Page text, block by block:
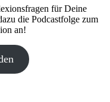
für Deine
die Podcastfolge zum
an!